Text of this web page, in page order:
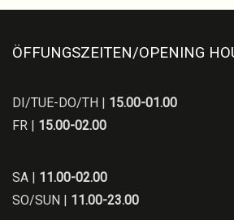
ÖFFUNGSZEITEN/OPENING
DI/TUE-DO/TH | 15.00-01.00
FR | 15.00-02.00
SA | 11.00-02.00
SO/SUN | 11.00-23.00